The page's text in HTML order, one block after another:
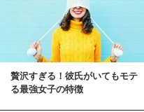
贅沢すぎる！彼氏がいてもモテ
る最強女子の特徴